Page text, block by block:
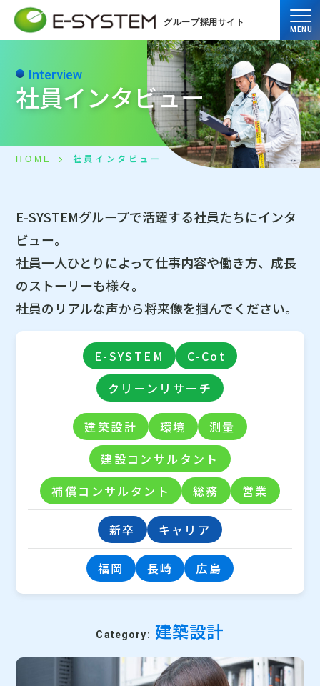
グループ採用サイト
MENU
Interview
社員インタビュー
HOME 社員インタビュー
E-SYSTEMグループで活躍する社員たちにインタ
ビュー。
社員一人ひとりによって仕事内容や働き方、成長
のストーリーも様々。
社員のリアルな声から将来像を掴んでください。
E-SYSTEM
C-Cot
クリーンリサーチ
建築設計 環境
測量
建設コンサルタント
補償コンサルタント
総務 営業
新卒 キャリア
福岡 長崎 広島
Category: 建築設計